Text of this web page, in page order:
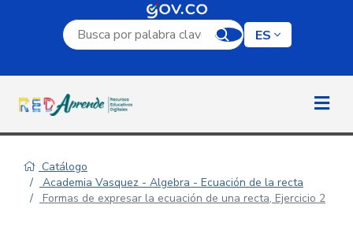
Campo de búsqueda por palabra clave
ES
Catálogo
Academia Vasquez - Algebra - Ecuación de la recta
Formas de expresar la ecuación de una recta, Ejercicio 2